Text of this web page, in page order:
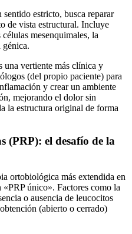
sentido estricto, busca reparar
de vista estructural. Incluye
mesenquimales, la
una vertiente más clínica y
(del propio paciente) para
y crear un ambiente
mejorando el dolor sin
la estructura original de forma
(PRP): el desafío de la
ortobiológica más extendida en
único». Factores como la
o ausencia de leucocitos
(abierto o cerrado)